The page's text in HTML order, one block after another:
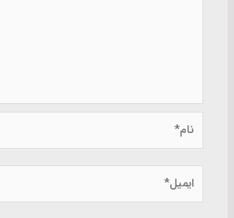
نام*
ایمیل*